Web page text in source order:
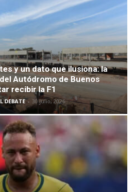
y un dato que ilusiona: la
Autódromo de Buenos
recibir la F1
DEBATE - 30 julio, 2026